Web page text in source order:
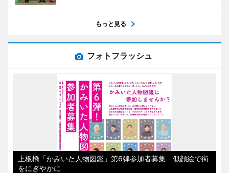
もっと見る
フォトフラッシュ
上板橋「かみいた人物図鑑」第6弾参加者募集 似顔絵で街
をにぎやかに